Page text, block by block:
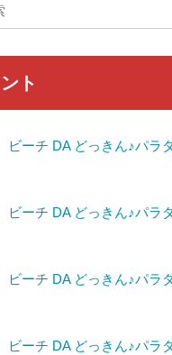
ト
ーチ DA どっきん♪パラ
ーチ DA どっきん♪パラ
ーチ DA どっきん♪パラ
ーチ DA どっきん♪パラ